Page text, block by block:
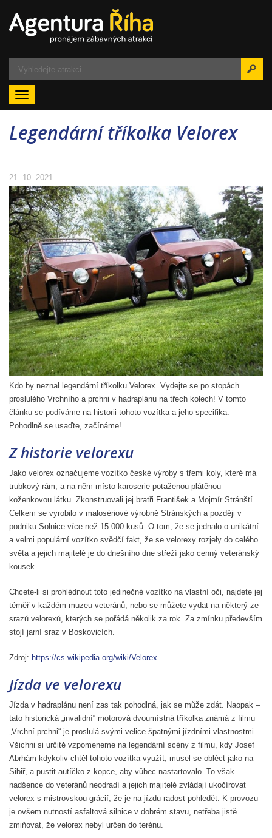
Menu
Legendární tříkolka Velorex
21. 10. 2021
Kdo by neznal legendární tříkolku Velorex. Vydejte se po stopách
proslulého Vrchního a prchni v hadraplánu na třech kolech! V tomto
článku se podíváme na historii tohoto vozítka a jeho specifika.
Pohodlně se usaďte, začínáme!
Z historie velorexu
Jako velorex označujeme vozítko české výroby s třemi koly, které má
trubkový rám, a na něm místo karoserie potaženou plátěnou
koženkovou látku. Zkonstruovali jej bratři František a Mojmír Stránští.
Celkem se vyrobilo v malosériové výrobně Stránských a později v
podniku Solnice více než 15 000 kusů. O tom, že se jednalo o unikátní
a velmi populární vozítko svědčí fakt, že se velorexy rozjely do celého
světa a jejich majitelé je do dnešního dne střeží jako cenný veteránský
kousek.
Chcete-li si prohlédnout toto jedinečné vozítko na vlastní oči, najdete jej
téměř v každém muzeu veteránů, nebo se můžete vydat na některý ze
srazů velorexů, kterých se pořádá několik za rok. Za zmínku především
stojí jarní sraz v Boskovicích.
Zdroj: https://cs.wikipedia.org/wiki/Velorex
Jízda ve velorexu
Jízda v hadraplánu není zas tak pohodlná, jak se může zdát. Naopak –
tato historická „invalidní“ motorová dvoumístná tříkolka známá z filmu
„Vrchní prchni“ je proslulá svými velice špatnými jízdními vlastnostmi.
Všichni si určitě vzpomeneme na legendární scény z filmu, kdy Josef
Abrhám kdykoliv chtěl tohoto vozítka využít, musel se obléct jako na
Sibiř, a pustit autíčko z kopce, aby vůbec nastartovalo. To však
nadšence do veteránů neodradí a jejich majitelé zvládají ukočírovat
velorex s mistrovskou grácií, že je na jízdu radost pohledět. K provozu
je ovšem nutností asfaltová silnice v dobrém stavu, netřeba jistě
zmiňovat, že velorex nebyl určen do terénu.